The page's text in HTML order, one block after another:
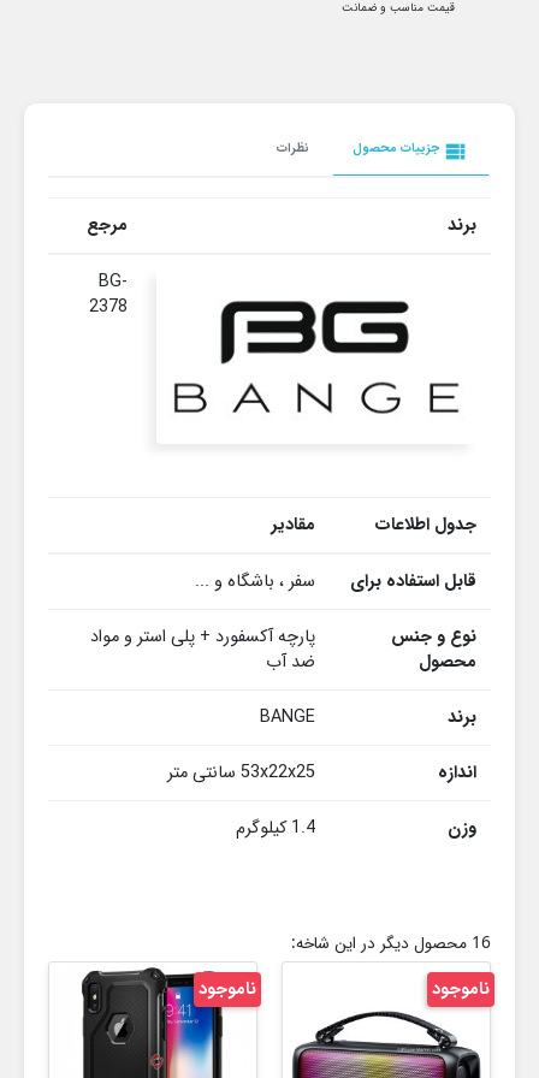
قیمت مناسب و ضمانت
view_list جزییات محصول نظرات
برند مرجع
BG-
2378
جدول اطلاعات مقادیر
قابل استفاده برای
سفر ، باشگاه و ...
نوع و جنس
محصول
پارچه آکسفورد + پلی استر و مواد
ضد آب
برند
BANGE
اندازه
53x22x25 سانتی متر
وزن
1.4 کیلوگرم
16 محصول دیگر در این شاخه:
ناموجود ناموجود